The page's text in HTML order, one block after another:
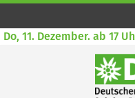
11. Dezember. ab 17